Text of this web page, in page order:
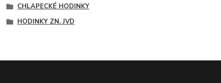
CHLAPECKÉ HODINKY
HODINKY ZN. JVD